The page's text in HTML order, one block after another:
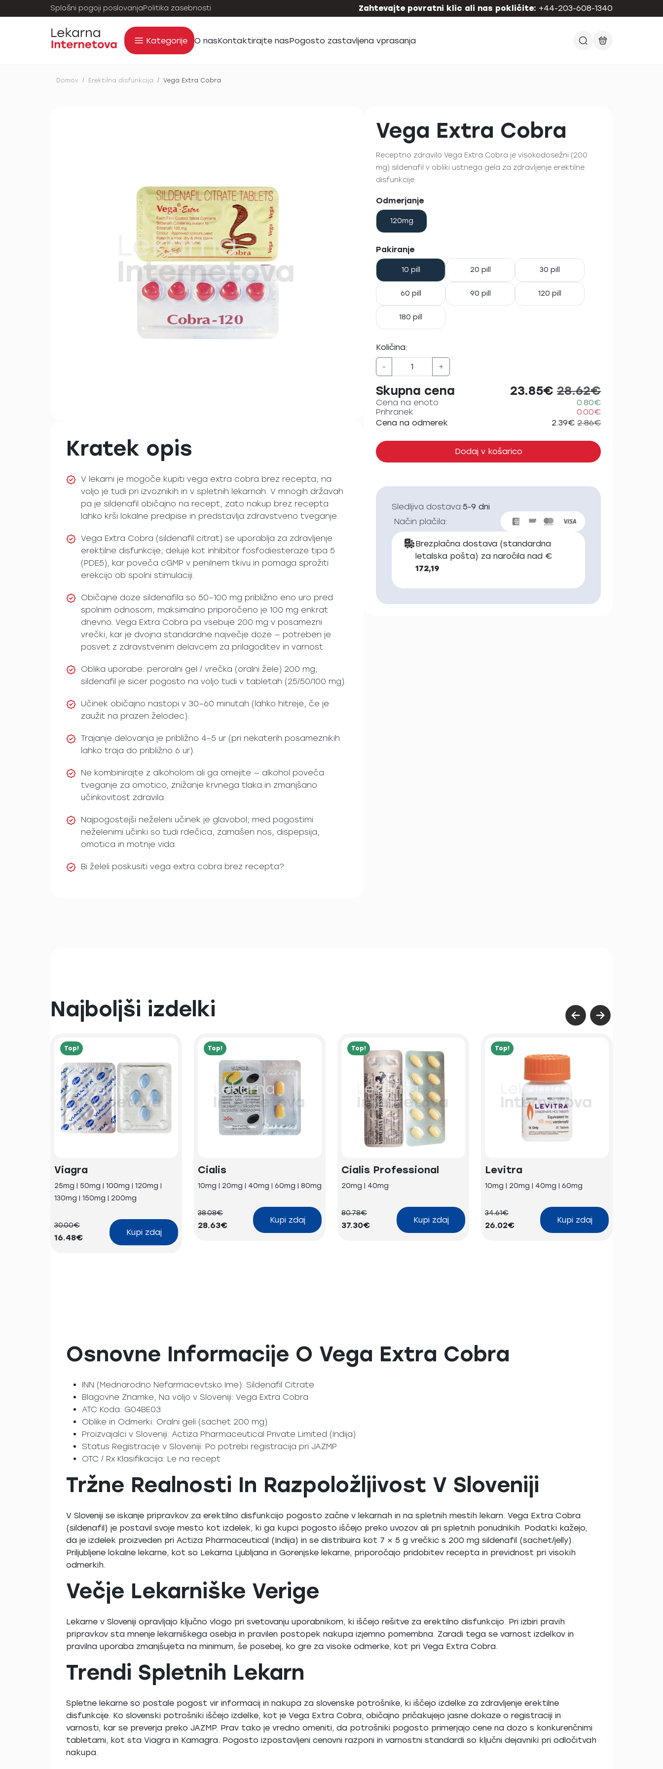
Splošni pogoji poslovanjaPolitika zasebnosti Zahtevajte povratni klic ali nas pokličite: +44-203-608-1340
Kategorije O nasKontaktirajte nasPogosto zastavljena vprasanja
Domov / Erektilna disfunkcija / Vega Extra Cobra
Kratek opis
V lekarni je mogoče kupiti vega extra cobra brez recepta; na
voljo je tudi pri izvoznikih in v spletnih lekarnah. V mnogih državah
pa je sildenafil običajno na recept, zato nakup brez recepta
lahko krši lokalne predpise in predstavlja zdravstveno tveganje.
Vega Extra Cobra (sildenafil citrat) se uporablja za zdravljenje
erektilne disfunkcije; deluje kot inhibitor fosfodiesteraze tipa 5
(PDE5), kar poveča cGMP v penilnem tkivu in pomaga sprožiti
erekcijo ob spolni stimulaciji.
Običajne doze sildenafila so 50–100 mg približno eno uro pred
spolnim odnosom; maksimalno priporočeno je 100 mg enkrat
dnevno. Vega Extra Cobra pa vsebuje 200 mg v posamezni
vrečki, kar je dvojna standardne največje doze — potreben je
posvet z zdravstvenim delavcem za prilagoditev in varnost.
Oblika uporabe: peroralni gel / vrečka (oralni žele) 200 mg;
sildenafil je sicer pogosto na voljo tudi v tabletah (25/50/100 mg).
Učinek običajno nastopi v 30–60 minutah (lahko hitreje, če je
zaužit na prazen želodec).
Trajanje delovanja je približno 4–5 ur (pri nekaterih posameznikih
lahko traja do približno 6 ur).
Ne kombinirajte z alkoholom ali ga omejite — alkohol poveča
tveganje za omotico, znižanje krvnega tlaka in zmanjšano
učinkovitost zdravila.
Najpogostejši neželeni učinek je glavobol; med pogostimi
neželenimi učinki so tudi rdečica, zamašen nos, dispepsija,
omotica in motnje vida.
Bi želeli poskusiti vega extra cobra brez recepta?
Vega Extra Cobra
Receptno zdravilo Vega Extra Cobra je visokodosežni (200
mg) sildenafil v obliki ustnega gela za zdravljenje erektilne
disfunkcije.
Odmerjanje
120mg
Pakiranje
10 pill 20 pill 30 pill
60 pill 90 pill 120 pill
180 pill
Količina:
- +
Skupna cena 23.85€ 28.62€
Cena na enoto
0.80€
Prihranek
0.00€
Cena na odmerek
2.39€ 2.86€
Dodaj v košarico
Sledljiva dostava:5-9 dni
Način plačila:
Brezplačna dostava (standardna
letalska pošta) za naročila nad €
172,19
Najboljši izdelki
Top!
Viagra
25mg | 50mg | 100mg | 120mg |
130mg | 150mg | 200mg
30.00€
16.48€
Kupi zdaj
Top!
Cialis
10mg | 20mg | 40mg | 60mg | 80mg
38.08€
28.63€
Kupi zdaj
Top!
Cialis Professional
20mg | 40mg
80.78€
37.30€
Kupi zdaj
Top!
Levitra
10mg | 20mg | 40mg | 60mg
34.61€
26.02€
Kupi zdaj
Osnovne Informacije O Vega Extra Cobra
INN (Mednarodno Nefarmacevtsko Ime): Sildenafil Citrate
Blagovne Znamke, Na voljo v Sloveniji: Vega Extra Cobra
ATC Koda: G04BE03
Oblike in Odmerki: Oralni geli (sachet 200 mg)
Proizvajalci v Sloveniji: Actiza Pharmaceutical Private Limited (Indija)
Status Registracije v Sloveniji: Po potrebi registracija pri JAZMP
OTC / Rx Klasifikacija: Le na recept
Tržne Realnosti In Razpoložljivost V Sloveniji
V Sloveniji se iskanje pripravkov za erektilno disfunkcijo pogosto začne v lekarnah in na spletnih mestih lekarn. Vega Extra Cobra
(sildenafil) je postavil svoje mesto kot izdelek, ki ga kupci pogosto iščejo preko uvozov ali pri spletnih ponudnikih. Podatki kažejo,
da je izdelek proizveden pri Actiza Pharmaceutical (Indija) in se distribuira kot 7 × 5 g vrečkic s 200 mg sildenafil (sachet/jelly).
Priljubljene lokalne lekarne, kot so Lekarna Ljubljana in Gorenjske lekarne, priporočajo pridobitev recepta in previdnost pri visokih
odmerkih.
Večje Lekarniške Verige
Lekarne v Sloveniji opravljajo ključno vlogo pri svetovanju uporabnikom, ki iščejo rešitve za erektilno disfunkcijo. Pri izbiri pravih
pripravkov sta mnenje lekarniškega osebja in pravilen postopek nakupa izjemno pomembna. Zaradi tega se varnost izdelkov in
pravilna uporaba zmanjšujeta na minimum, še posebej, ko gre za visoke odmerke, kot pri Vega Extra Cobra.
Trendi Spletnih Lekarn
Spletne lekarne so postale pogost vir informacij in nakupa za slovenske potrošnike, ki iščejo izdelke za zdravljenje erektilne
disfunkcije. Ko slovenski potrošniki iščejo izdelke, kot je Vega Extra Cobra, običajno pričakujejo jasne dokaze o registraciji in
varnosti, kar se preverja preko JAZMP. Prav tako je vredno omeniti, da potrošniki pogosto primerjajo cene na dozo s konkurenčnimi
tabletami, kot sta Viagra in Kamagra. Pogosto izpostavljeni cenovni razponi in varnostni standardi so ključni dejavniki pri odločitvah
nakupa.